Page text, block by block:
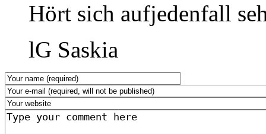
Hört sich aufjedenfall
lG Saskia